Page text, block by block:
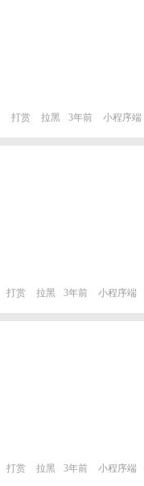
打赏 拉黑 3年前 小程序端
打赏 拉黑 3年前 小程序端
打赏 拉黑 3年前 小程序端